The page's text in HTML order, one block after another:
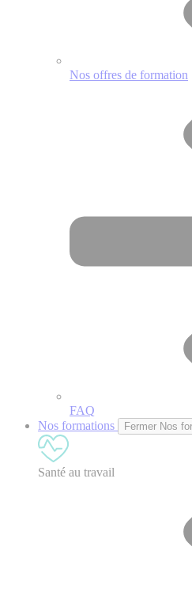
Nos offres de formation
FAQ
Nos formations
Fermer Nos
Santé au travail